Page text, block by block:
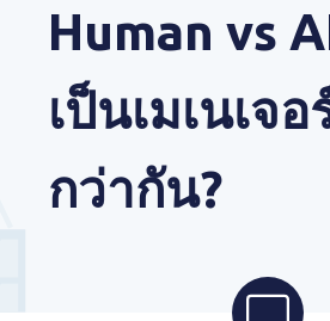
Human vs
เป็นเมเนเจ
กว่ากัน?